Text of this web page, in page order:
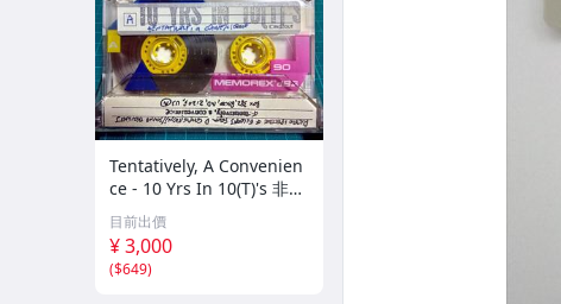
Tentatively, A Convenien
ce - 10 Yrs In 10(T)'s 非音
楽 ノイズ アヴァンギャ
ルド
目前出價
¥ 3,000
($649)